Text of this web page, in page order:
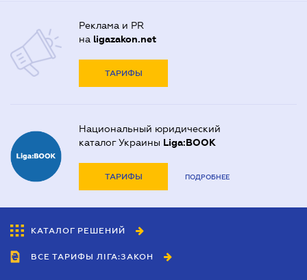
Реклама и PR
на ligazakon.net
ТАРИФЫ
Национальный юридический
каталог Украины Liga:BOOK
ТАРИФЫ ПОДРОБНЕЕ
КАТАЛОГ РЕШЕНИЙ
ВСЕ ТАРИФЫ ЛІГА:ЗАКОН